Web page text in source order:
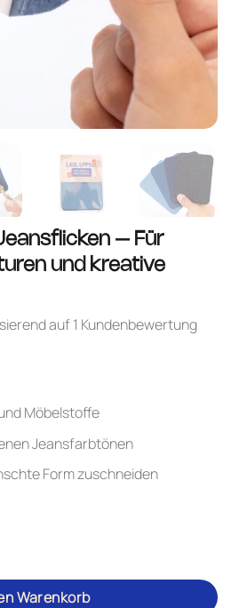
– Für
und kreative
auf1 Kundenbewertung
Möbelstoffe
Jeansfarbtönen
Form zuschneiden
– Für einfache Reparaturen und
Warenkorb